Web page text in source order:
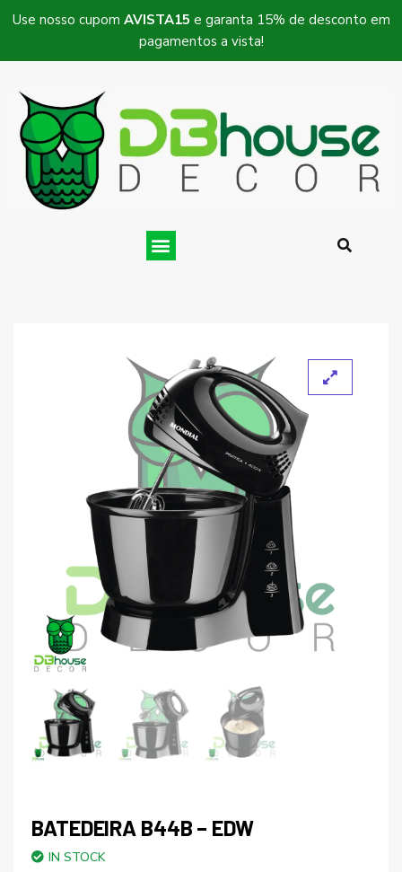
Use nosso cupom AVISTA15 e garanta 15% de desconto em
pagamentos a vista!
BATEDEIRA B44B – EDW
IN STOCK